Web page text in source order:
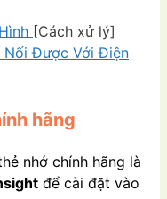
[Cách xử lý]
Nối Được Với Điện
hãng
nhớ chính hãng là
để cài đặt vào